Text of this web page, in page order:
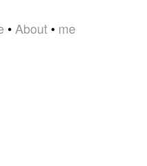
• About • me